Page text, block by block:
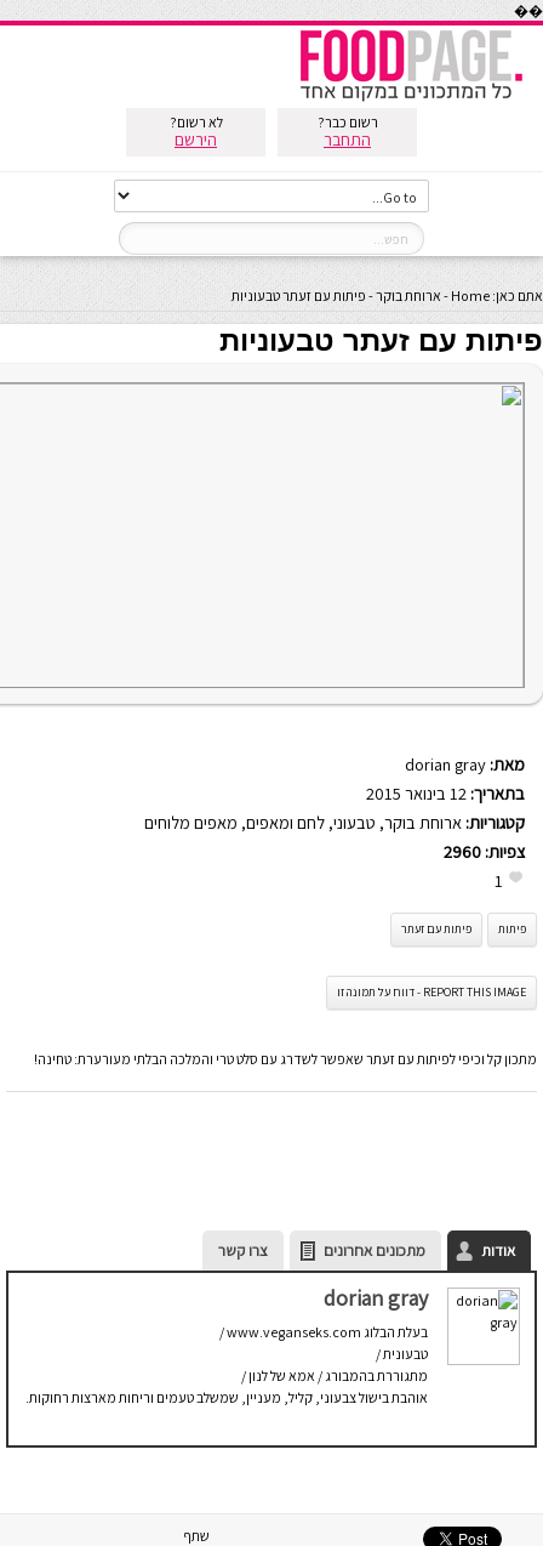
��
רשום כבר?
התחבר
לא רשום?
הירשם
אתם כאן: Home
- ארוחת בוקר- פיתות עם זעתר טבעוניות
פיתות עם זעתר טבעוניות
מאת: dorian gray
בתאריך:
קטגוריות: ארוחת בוקר, טבעוני, לחם ומאפים, מאפים מלוחים
צפיות: 2960
1
פיתות פיתות עם זעתר
REPORT THIS IMAGE - דווח על תמונה זו
מתכון קל וכיפי לפיתות עם זעתר שאפשר לשדרג עם סלט טרי והמלכה הבלתי מעורערת: טחינה!
אודות מתכונים אחרונים צרו קשר
dorian gray
בעלת הבלוג www.veganseks.com /
טבעונית /
מתגוררת בהמבורג / אמא של לנון /
אוהבת בישול צבעוני, קליל, מעניין, שמשלב טעמים וריחות מארצות רחוקות.
שתף